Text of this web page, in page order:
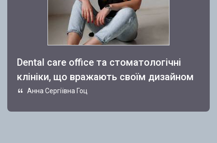
Dental care office та стоматологічні
клініки, що вражають своїм дизайном
Анна Сергіївна Гоц